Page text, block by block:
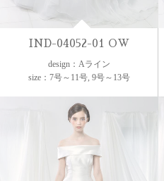
IND-04052-01 OW
design：Aライン
size：7号～11号, 9号～13号